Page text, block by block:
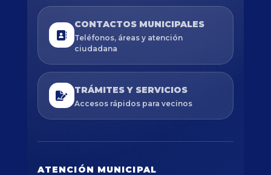
CONTACTOS MUNICIPALES
Teléfonos, áreas y atención
ciudadana
TRÁMITES Y SERVICIOS
Accesos rápidos para vecinos
ATENCIÓN MUNICIPAL